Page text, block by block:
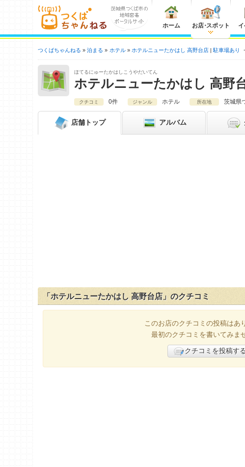
ホーム お店・スポット
つくばちゃんねる 泊まる ホテル ホテルニューたかはし 高野台店 駐車場あり
ほてるにゅーたかはしこうやだいてん
ホテルニューたかはし 高野
クチコミ 0件 ジャンル ホテル 所在地 茨城県
店舗 トップ アルバム
「ホテルニューたかはし 高野台店」のクチコミ
このお店のクチコミの投稿はあ
最初のクチコミを書いてみま
クチコミを投稿する